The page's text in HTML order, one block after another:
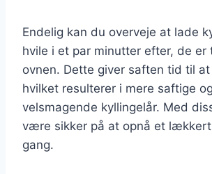
Endelig kan du overveje at lade
hvile i et par minutter efter, de er
ovnen. Dette giver saften tid til
hvilket resulterer i mere saftige og
velsmagende kyllingelår. Med
være sikker på at opnå et
gang.